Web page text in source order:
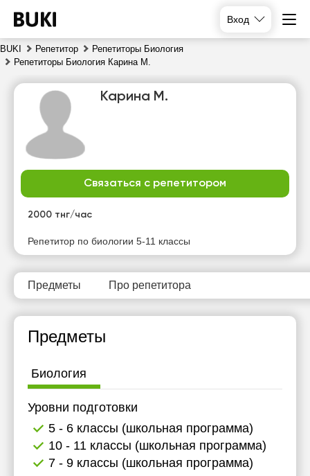
Вход
BUKI Репетитор
Репетиторы Биология
Репетиторы Биология Карина М.
Карина М.
Связаться с репетитором
2000 тнг/час
Репетитор по биологии 5-11 классы
Предметы Про репетитора
Предметы
Биология
Уровни подготовки
5 - 6 классы (школьная программа)
10 - 11 классы (школьная программа)
7 - 9 классы (школьная программа)
сб
вс
Нет
17:00
17:30
18:00
20:00
19:00
19:30
20:00
свободных